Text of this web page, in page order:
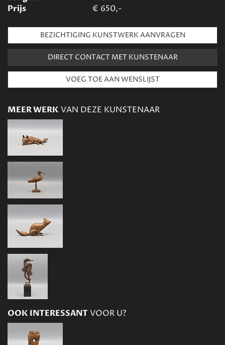
Prijs
€ 650,-
BEZICHTIGING KUNSTWERK AANVRAGEN
DIRECT CONTACT MET KUNSTENAAR
MEER WERK VAN DEZE KUNSTENAAR
OOK INTERESSANTVOOR U?